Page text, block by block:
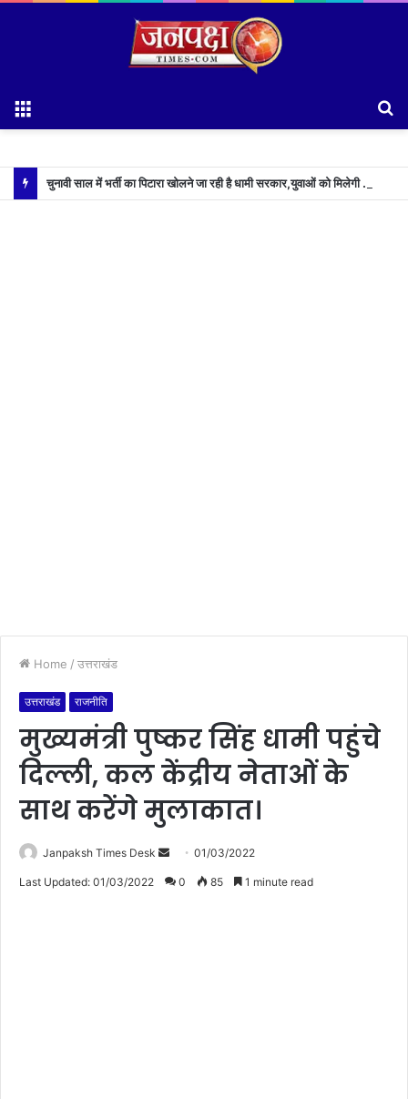
चुनावी साल में भर्ती का पिटारा खोलने जा रही है धामी सरकार,युवाओं को मिलेगी 34 हजार रिकॉर्ड भर्तियों की सौगात
Home / उत्तराखंड
उत्तराखंड राजनीति
मुख्यमंत्री पुष्कर सिंह धामी पहुंचे
दिल्ली, कल केंद्रीय नेताओं के
साथ करेंगे मुलाकात।
Janpaksh Times Desk
e
01/03/2022
Last Updated: 01/03/2022 0 85 1 minute read